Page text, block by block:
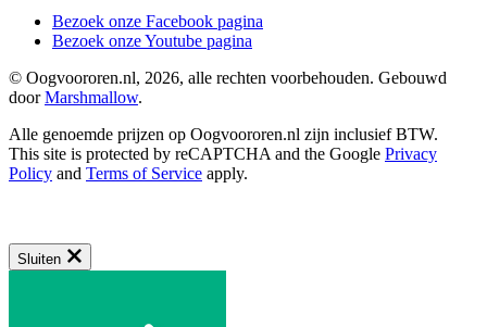
Bezoek onze Facebook pagina
Bezoek onze Youtube pagina
© Oogvoororen.nl, 2026, alle rechten voorbehouden. Gebouwd
doorMarshmallow.
Alle genoemde prijzen op Oogvoororen.nl zijn inclusief BTW.
This site is protected by reCAPTCHA and the Google Privacy
Policy and Terms of Service apply.
Sluiten